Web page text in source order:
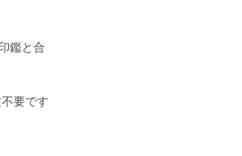
鑑と合
要です